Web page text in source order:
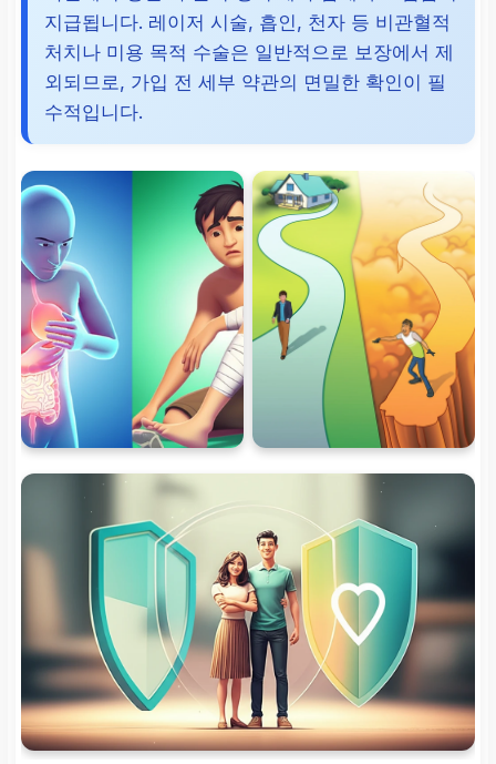
지급됩니다. 레이저 시술, 흡인, 천자 등 비관혈적
처치나 미용 목적 수술은 일반적으로 보장에서 제
외되므로, 가입 전 세부 약관의 면밀한 확인이 필
수적입니다.